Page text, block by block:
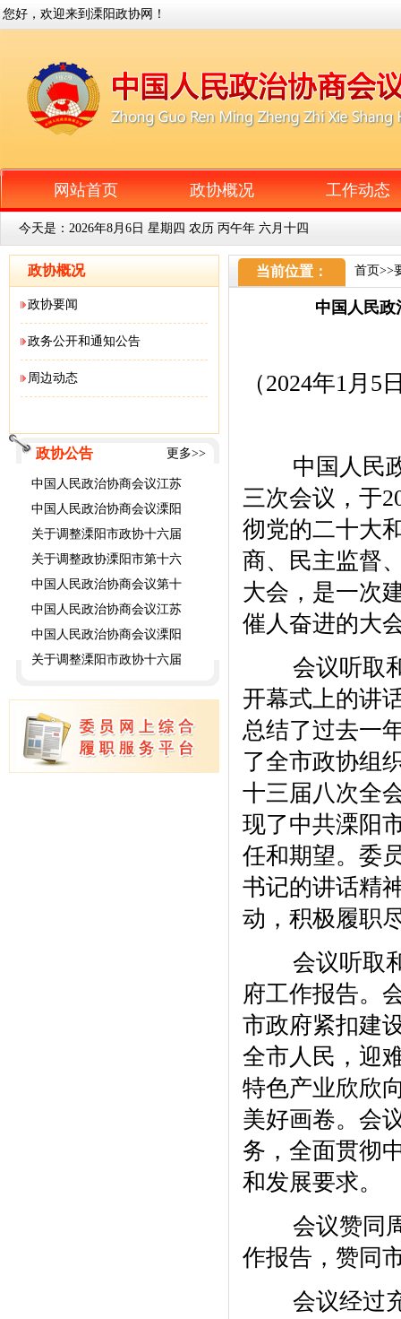
您好，欢迎来到溧阳政协网！
网站首页 政协概况 工作动态
今天是： 2026年8月6日 星期四 农历 丙午年 六月十四
政协概况
政协要闻
政务公开和通知公告
周边动态
政协公告 更多>>
中国人民政治协商会议江苏
中国人民政治协商会议溧阳
关于调整溧阳市政协十六届
关于调整政协溧阳市第十六
中国人民政治协商会议第十
中国人民政治协商会议江苏
中国人民政治协商会议溧阳
关于调整溧阳市政协十六届
当前位置： 首页>>
中国人民
（2024年1月
中国人民政
三次会议，于
彻党的二十大
商、民主监督
大会，是一次
催人奋进的大
会议听取和
开幕式上的讲
总结了过去一
了全市政协组
十三届八次全
现了中共溧阳
任和期望。委
书记的讲话精
动，积极履职
会议听取和
府工作报告。
市政府紧扣建
全市人民，迎
特色产业欣欣
美好画卷。会
务，全面贯彻
和发展要求。
会议赞同周
作报告，赞同
会议经过充